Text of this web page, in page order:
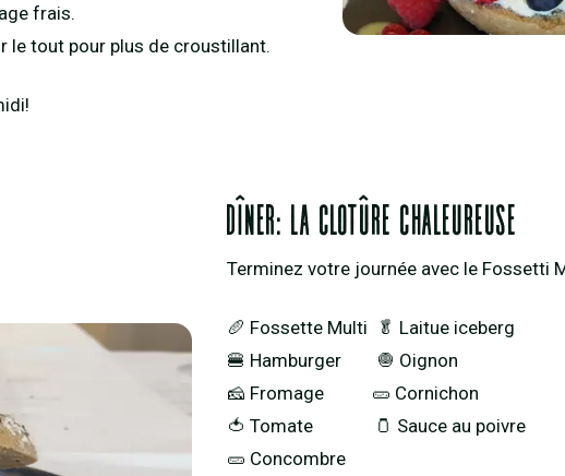
frais.
le tout pour plus de croustillant.
Dîner: la clotûre chaleureuse
Terminez votre journée avec le Fossetti
🥖 Fossette Multi 🥬 Laitue iceberg
🍔 Hamburger 🧅 Oignon
🧀 Fromage 🥒 Cornichon
🍅 Tomate 🫙 Sauce au poivre
🥒 Concombre